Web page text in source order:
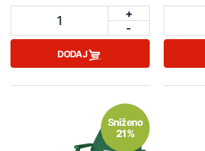
1
+
-
DODAJ
Sniženo
21%